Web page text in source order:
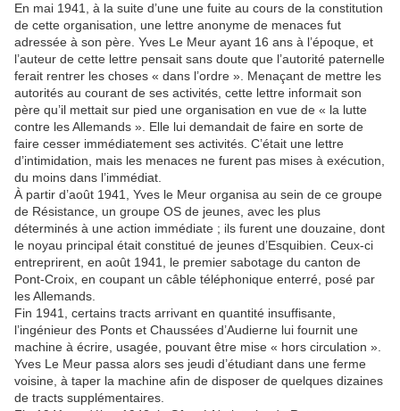
En mai 1941, à la suite d’une une fuite au cours de la constitution
de cette organisation, une lettre anonyme de menaces fut
adressée à son père. Yves Le Meur ayant 16 ans à l’époque, et
l’auteur de cette lettre pensait sans doute que l’autorité paternelle
ferait rentrer les choses « dans l’ordre ». Menaçant de mettre les
autorités au courant de ses activités, cette lettre informait son
père qu’il mettait sur pied une organisation en vue de « la lutte
contre les Allemands ». Elle lui demandait de faire en sorte de
faire cesser immédiatement ses activités. C’était une lettre
d’intimidation, mais les menaces ne furent pas mises à exécution,
du moins dans l’immédiat.
À partir d’août 1941, Yves le Meur organisa au sein de ce groupe
de Résistance, un groupe OS de jeunes, avec les plus
déterminés à une action immédiate ; ils furent une douzaine, dont
le noyau principal était constitué de jeunes d’Esquibien. Ceux-ci
entreprirent, en août 1941, le premier sabotage du canton de
Pont-Croix, en coupant un câble téléphonique enterré, posé par
les Allemands.
Fin 1941, certains tracts arrivant en quantité insuffisante,
l’ingénieur des Ponts et Chaussées d’Audierne lui fournit une
machine à écrire, usagée, pouvant être mise « hors circulation ».
Yves Le Meur passa alors ses jeudi d’étudiant dans une ferme
voisine, à taper la machine afin de disposer de quelques dizaines
de tracts supplémentaires.